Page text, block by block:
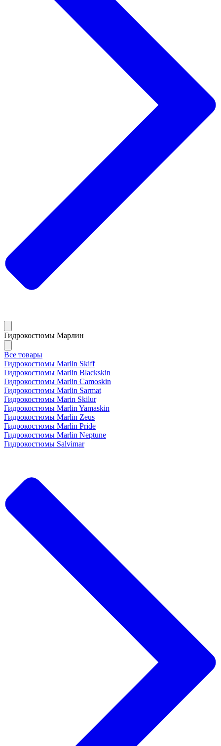
Гидрокостюмы Марлин
Все товары
Гидрокостюмы Marlin Skiff
Гидрокостюмы Marlin Blackskin
Гидрокостюмы Marlin Camoskin
Гидрокостюмы Marlin Sarmat
Гидрокостюмы Marin Skilur
Гидрокостюмы Marlin Yamaskin
Гидрокостюмы Marlin Zeus
Гидрокостюмы Marlin Pride
Гидрокостюмы Marlin Neptune
Гидрокостюмы Salvimar